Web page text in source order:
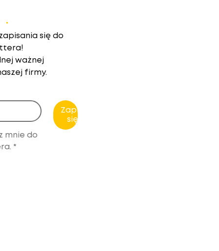
.
się do
ważnej
firmy.
Zapisz
się!
mnie do
*